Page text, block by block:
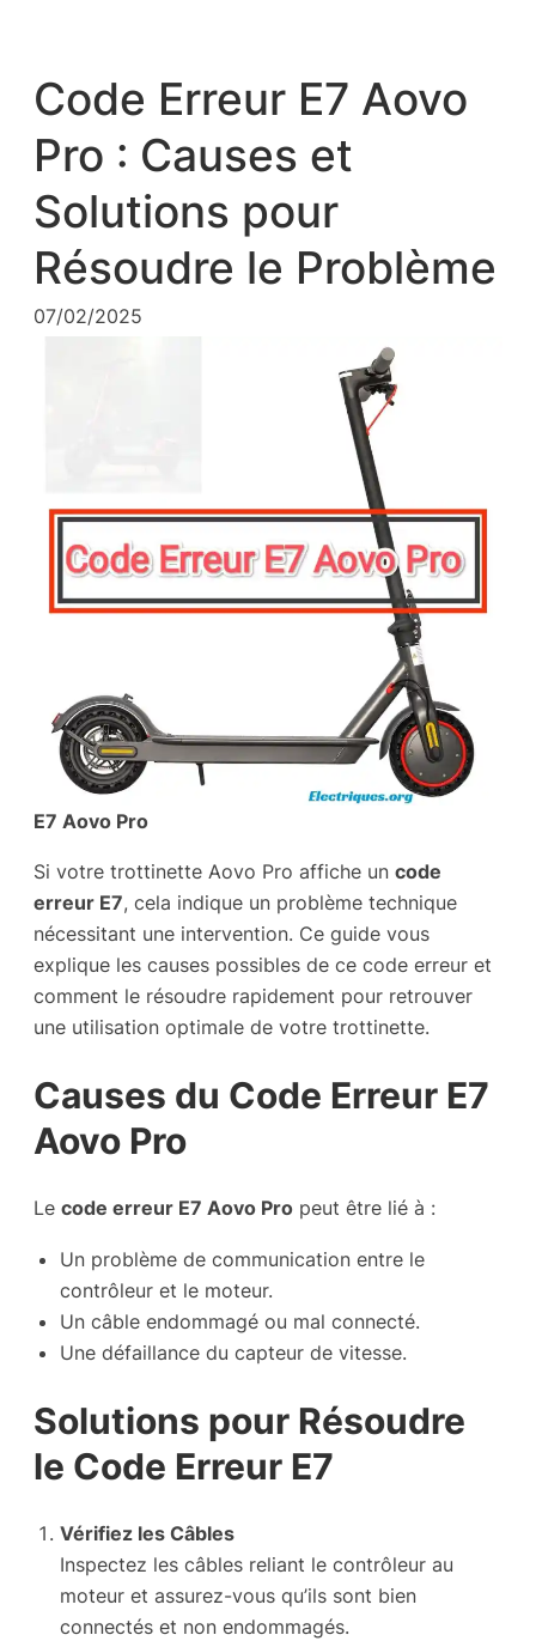
Code Erreur E7 Aovo
Pro : Causes et
Solutions pour
Résoudre le Problème
07/02/2025
E7 Aovo Pro
Si votre trottinette Aovo Pro affiche un code
erreur E7, cela indique un problème technique
nécessitant une intervention. Ce guide vous
explique les causes possibles de ce code erreur et
comment le résoudre rapidement pour retrouver
une utilisation optimale de votre trottinette.
Causes du Code Erreur E7
Aovo Pro
Le code erreur E7 Aovo Pro peut être lié à :
Un problème de communication entre le
contrôleur et le moteur.
Un câble endommagé ou mal connecté.
Une défaillance du capteur de vitesse.
Solutions pour Résoudre
le Code Erreur E7
Vérifiez les Câbles
Inspectez les câbles reliant le contrôleur au
moteur et assurez-vous qu’ils sont bien
connectés et non endommagés.